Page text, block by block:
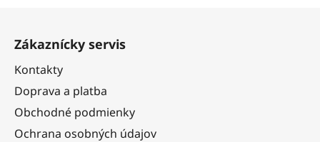
Zákaznícky servis
Kontakty
Doprava a platba
Obchodné podmienky
Ochrana osobných údajov